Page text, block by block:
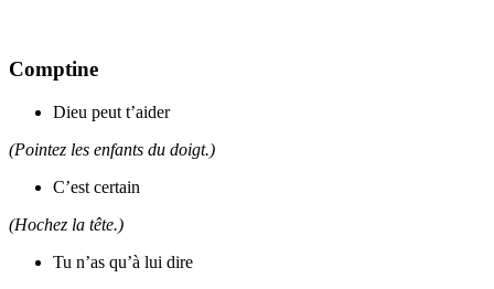
Comptine
Dieu peut t’aider
(Pointez les enfants du doigt.)
C’est certain
(Hochez la tête.)
Tu n’as qu’à lui dire